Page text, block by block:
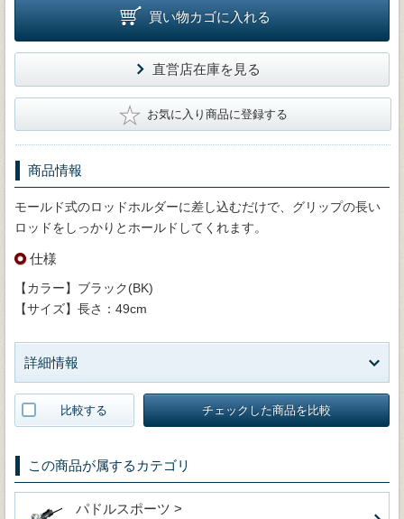
買い物カゴに入れる
直営店在庫を見る
★ お気に入り商品に登録する
商品情報
モールド式のロッドホルダーに差し込むだけで、グリップの長い
ロッドをしっかりとホールドしてくれます。
仕様
【カラー】ブラック(BK)
【サイズ】長さ：49cm
詳細情報
比較する チェックした商品を比較
この商品が属するカテゴリ
パドルスポーツ >